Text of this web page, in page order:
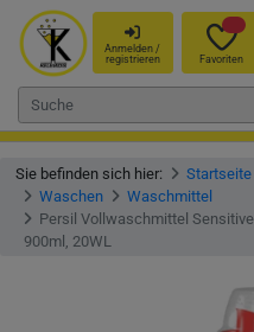
Anmelden /
registrieren
Favoriten
Sie befinden sich hier: Startseite
Waschen
Waschmittel
Persil Vollwaschmittel
900ml, 20WL